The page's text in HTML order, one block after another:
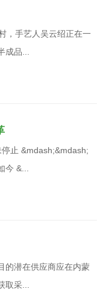
，手艺人吴云绍正在一
品...
止 &mdash;&mdash;
&...
的潜在供应商应在内蒙
采...